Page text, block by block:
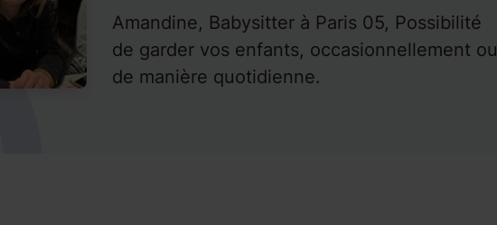
Amandine, Babysitter à Paris 05, Possibilité
de garder vos enfants, occasionnellement ou
de manière quotidienne.